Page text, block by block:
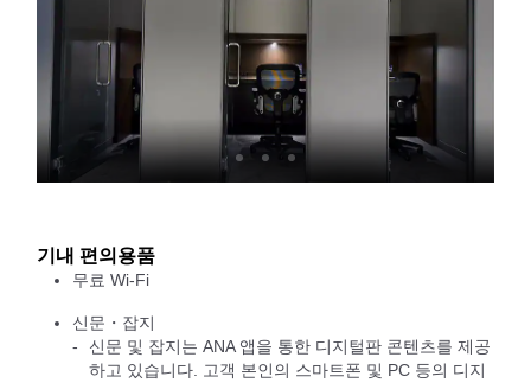
기내 편의용품
무료 Wi-Fi
신문・잡지
신문 및 잡지는 ANA 앱을 통한 디지털판 콘텐츠를 제공
하고 있습니다. 고객 본인의 스마트폰 및 PC 등의 디지